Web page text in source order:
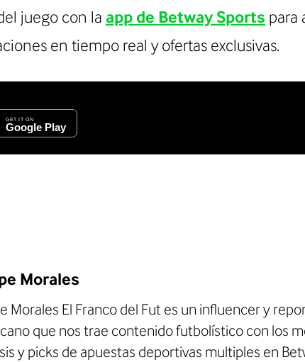
juego con la app de Betway Sports para
en tiempo real y ofertas exclusivas.
Morales
Morales El Franco del Fut es un influencer y
que nos trae contenido futbolístico con los
y picks de apuestas deportivas multiples en